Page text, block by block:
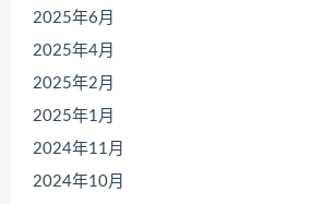
2025年6月
2025年4月
2025年2月
2025年1月
2024年11月
2024年10月